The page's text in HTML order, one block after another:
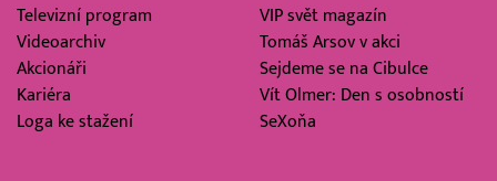
Televizní program
Videoarchiv
Akcionáři
Kariéra
Loga ke stažení
VIP svět magazín
Tomáš Arsov v akci
Sejdeme se na Cibulce
Vít Olmer: Den s osobností
SeXoňa